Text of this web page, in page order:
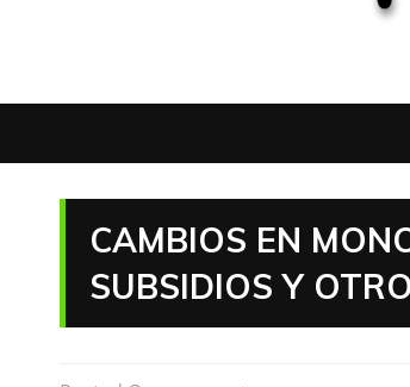
CAMBIOS EN
SUBSIDIOS Y